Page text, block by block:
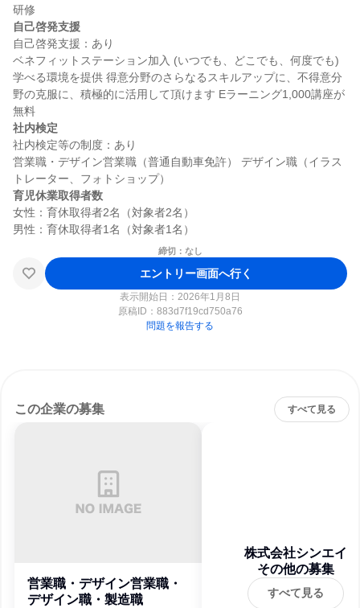
自己啓発支援
自己啓発支援：あり
ベネフィットステーション加入 (いつでも、どこでも、何度でも)
学べる環境を提供 得意分野のさらなるスキルアップに、不得意分
野の克服に、積極的に活用して頂けます Eラーニング1,000講座が
社内検定
社内検定等の制度：あり
営業職・デザイン営業職（普通自動車免許） デザイン職（イラス
育児休業取得者数
女性：育休取得者2名（対象者2名）
締切：なし
エントリー画面へ行く
表示開始日：2026年1月8日
原稿ID： 883d7f19cd750a76
問題を報告する
この企業の募集 すべて見る
営業職・デザイン営業職・
デザイン職・製造職
株式会社シンエイ
その他の募集
すべて見る